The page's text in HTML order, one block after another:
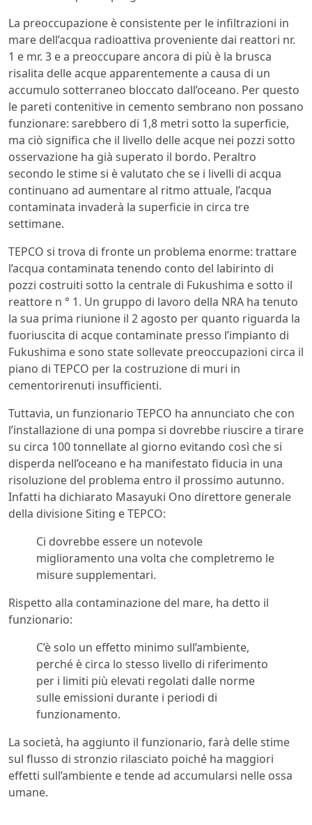
La preoccupazione è consistente per le infiltrazioni in
mare dell’acqua radioattiva proveniente dai reattori nr.
1 e mr. 3 e a preoccupare ancora di più è la brusca
risalita delle acque apparentemente a causa di un
accumulo sotterraneo bloccato dall’oceano. Per questo
le pareti contenitive in cemento sembrano non possano
funzionare: sarebbero di 1,8 metri sotto la superficie,
ma ciò significa che il livello delle acque nei pozzi sotto
osservazione ha già superato il bordo. Peraltro
secondo le stime si è valutato che se i livelli di acqua
continuano ad aumentare al ritmo attuale, l’acqua
contaminata invaderà la superficie in circa tre
settimane.
TEPCO si trova di fronte un problema enorme: trattare
l’acqua contaminata tenendo conto del labirinto di
pozzi costruiti sotto la centrale di Fukushima e sotto il
reattore n ° 1. Un gruppo di lavoro della NRA ha tenuto
la sua prima riunione il 2 agosto per quanto riguarda la
fuoriuscita di acque contaminate presso l’impianto di
Fukushima e sono state sollevate preoccupazioni circa il
piano di TEPCO per la costruzione di muri in
cementorirenuti insufficienti.
Tuttavia, un funzionario TEPCO ha annunciato che con
l’installazione di una pompa si dovrebbe riuscire a tirare
su circa 100 tonnellate al giorno evitando così che si
disperda nell’oceano e ha manifestato fiducia in una
risoluzione del problema entro il prossimo autunno.
Infatti ha dichiarato Masayuki Ono direttore generale
della divisione Siting e TEPCO:
Ci dovrebbe essere un notevole
miglioramento una volta che completremo le
misure supplementari.
Rispetto alla contaminazione del mare, ha detto il
funzionario:
C’è solo un effetto minimo sull’ambiente,
perché è circa lo stesso livello di riferimento
per i limiti più elevati regolati dalle norme
sulle emissioni durante i periodi di
funzionamento.
La società, ha aggiunto il funzionario, farà delle stime
sul flusso di stronzio rilasciato poiché ha maggiori
effetti sull’ambiente e tende ad accumularsi nelle ossa
umane.